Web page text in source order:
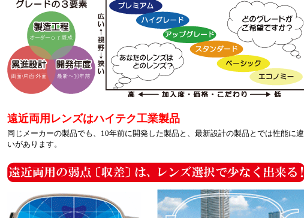
遠近両用レンズはハイテク工業製品
同じメーカーの製品でも、10年前に開発した製品と、最新設計の製品とでは性能に違
いがあります。